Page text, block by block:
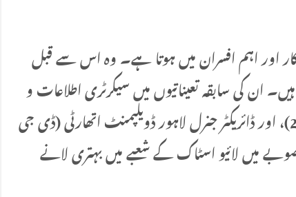
کار اور اہم افسران میں ہوتا ہے۔ وہ اس سے قبل
ان کی سابقہ تعیناتیوں میں سیکرٹری اطلاعات و
ثقافت (اپریل 2024)، سیکرٹری پراسیکیوشن (2025)، اور ڈائریکٹر جنرل لاہور ڈویلپمنٹ اتھارٹی (ڈی جی
میں لائیو اسٹاک کے شعبے میں بہتری لانے